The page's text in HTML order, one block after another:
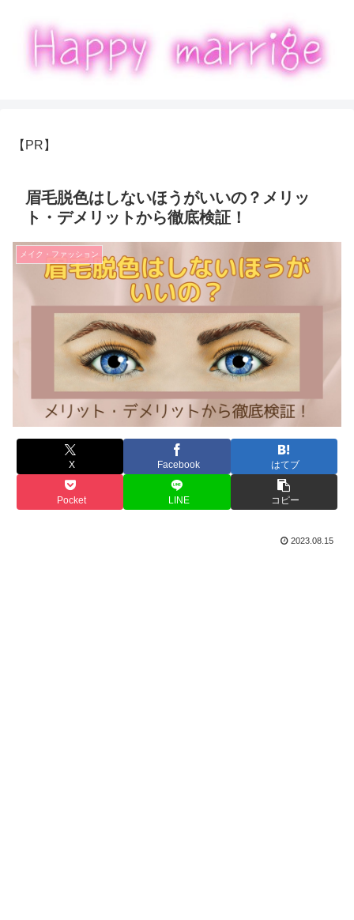
【PR】
眉毛脱色はしないほうがいいの？メリッ
ト・デメリットから徹底検証！
メイク・ファッション
X Facebook はてブ
Pocket LINE コピー
2023.08.15